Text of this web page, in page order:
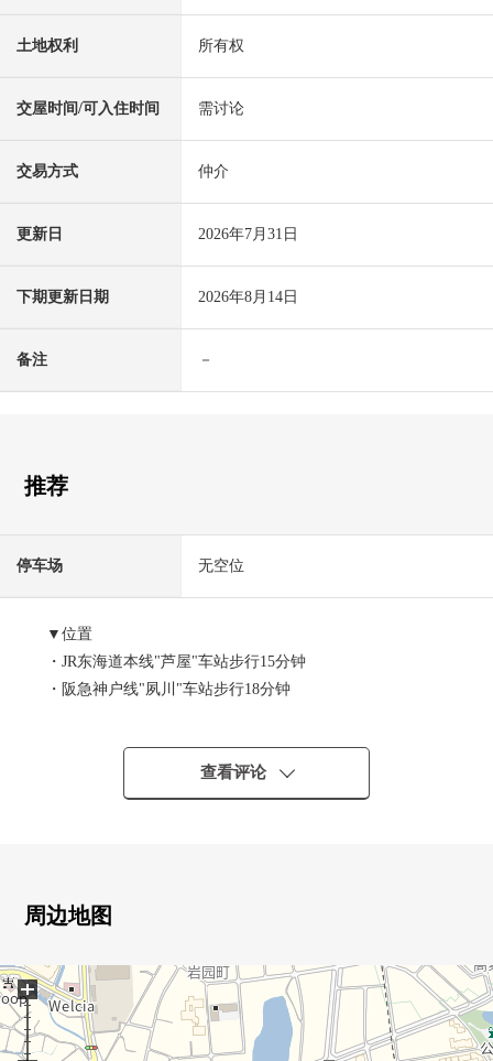
土地权利 所有权
交屋时间/可入住时间 需讨论
交易方式 仲介
更新日 2026年7月31日
下期更新日期 2026年8月14日
备注 －
推荐
停车场 无空位
▼位置
・JR东海道本线"芦屋"车站步行15分钟
・阪急神户线"夙川"车站步行18分钟
・三井不动产株式会社开发并分售Mansion
・在南北的两面阳台，通风良好
▼周边环境
・锚芦屋商店步行5分钟(约330m)
・ＢＩＣ豆类芦屋商店步行6分钟(约440m)
查看评论
周边地图
+